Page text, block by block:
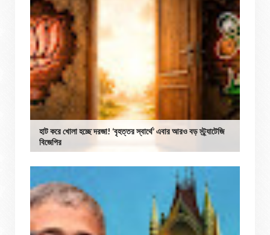
হাট করে খোলা হচ্ছে দরজা! ‘বৃহত্তর স্বার্থে’ এবার আরও বড় স্ট্র্যাটেজি
বিজেপির